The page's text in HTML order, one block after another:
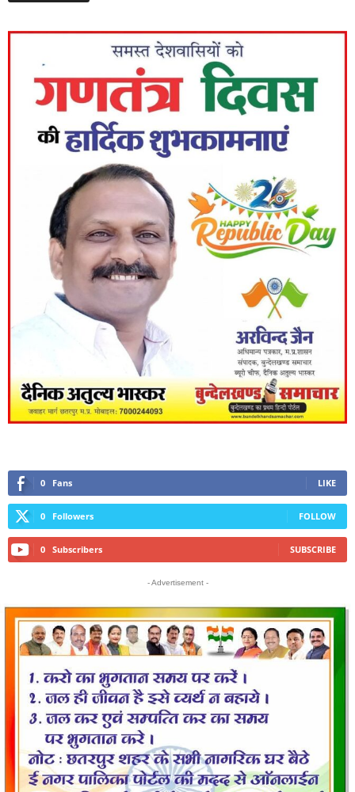
0 Fans LIKE
0 Followers FOLLOW
0 Subscribers SUBSCRIBE
- Advertisement -